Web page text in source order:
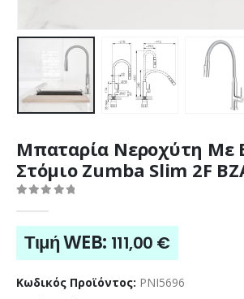
Μπαταρία Νεροχύτη Με
Στόμιο Zumba Slim 2F
Τιμή WEB: 111,00 €
Κωδικός Προϊόντος: PNI5696